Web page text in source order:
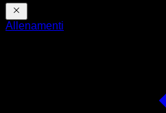
Allenamenti